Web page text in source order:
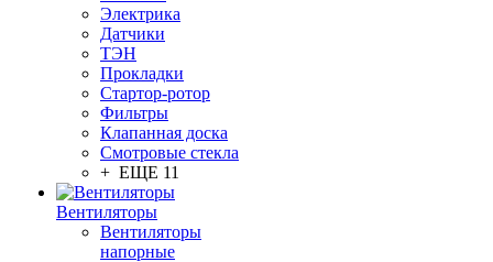
Электрика
Датчики
ТЭН
Прокладки
Стартор-ротор
Фильтры
Клапанная доска
Смотровые стекла
+ ЕЩЕ 11
Вентиляторы
Вентиляторы
напорные